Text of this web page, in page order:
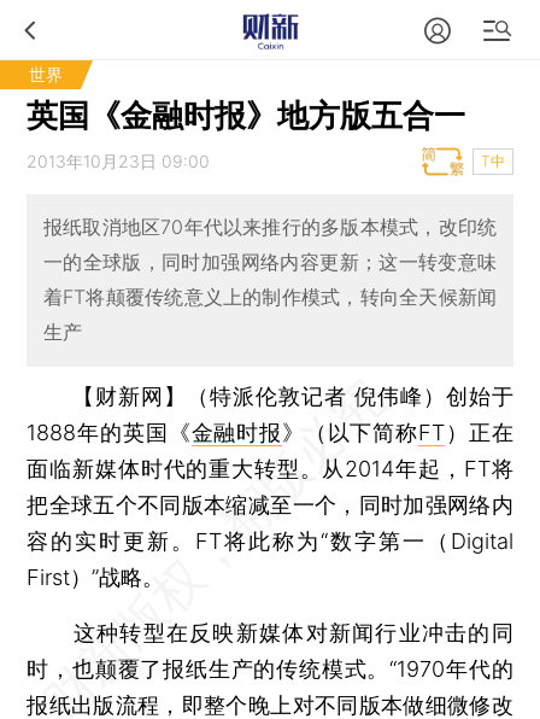
世界
英国《金融时报》地方版五合一
2013年10月23日 09:00 T中
报纸取消地区70年代以来推行的多版本模式，改印统
一的全球版，同时加强网络内容更新；这一转变意味
着FT将颠覆传统意义上的制作模式，转向全天候新闻
生产
【财新网】（特派伦敦记者 倪伟峰） 创始于
1888年的英国《金融时报》（以下简称FT）正在
面临新媒体时代的重大转型。从2014年起，FT将
把全球五个不同版本缩减至一个，同时加强网络内
容的实时更新。FT将此称为“数字第一（Digital
First）”战略。
这种转型在反映新媒体对新闻行业冲击的同
时，也颠覆了报纸生产的传统模式。“1970年代的
报纸出版流程，即整个晚上对不同版本做细微修改